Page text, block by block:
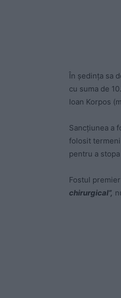
În şedinţa sa
cu suma de
Ioan Korpos
Sancţiunea a
folosit
pentru a stopa
Fostul
chirurgical”,